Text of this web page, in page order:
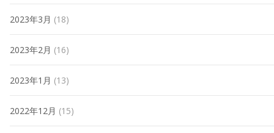
2023年3月 (18)
2023年2月 (16)
2023年1月 (13)
2022年12月 (15)